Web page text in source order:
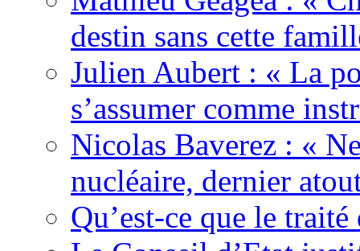
destin sans cette
Julien Aubert : « La
s’assumer comme
Nicolas Baverez : «
nucléaire, dernier
Qu’est-ce que le traité